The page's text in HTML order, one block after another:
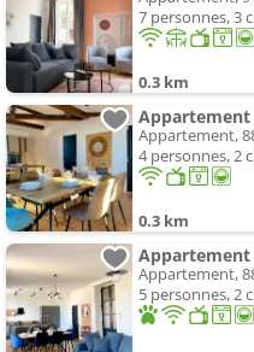
7 personnes, 3
0.3 km
Appartement
Appartement,
4 personnes, 2
0.3 km
Appartement,
5 personnes, 2